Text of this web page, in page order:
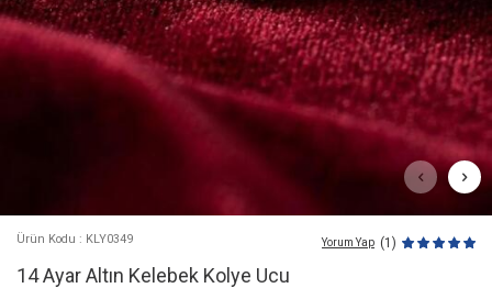
Ürün Kodu : KLY0349 Yorum Yap (1)
14 Ayar Altın Kelebek Kolye Ucu